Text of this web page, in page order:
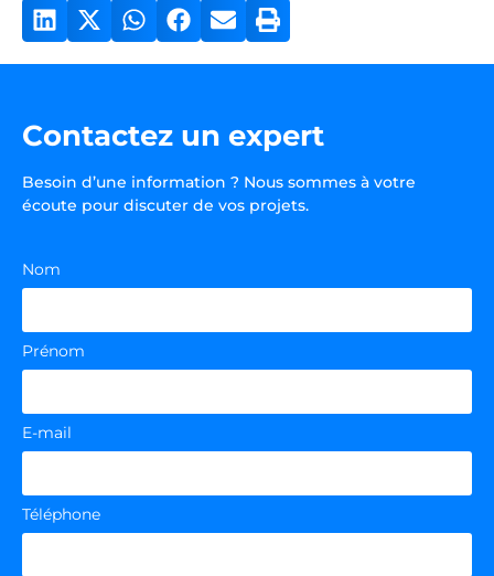
Contactez un expert
Besoin d’une information ? Nous sommes à votre
écoute pour discuter de vos projets.
Nom
Prénom
E-mail
Téléphone